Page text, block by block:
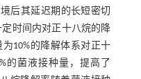
后其延迟期的长短密切
时间内对正十八烷的降
10%的降解体系对正十
的菌液接种量，提高了